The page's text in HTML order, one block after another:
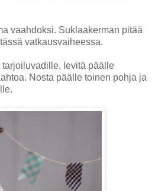
vaahdoksi. Suklaakerman pitää
vatkausvaiheessa.
levitä päälle
Nosta päälle toinen pohja ja